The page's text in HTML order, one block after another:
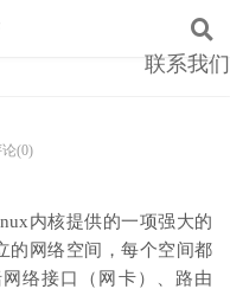
联系我们
(0)
内核提供的一项强大的
的网络空间，每个空间都
络接口（网卡）、路由